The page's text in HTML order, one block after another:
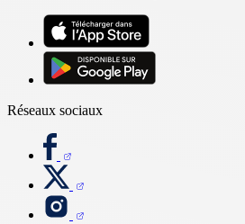
Réseaux sociaux